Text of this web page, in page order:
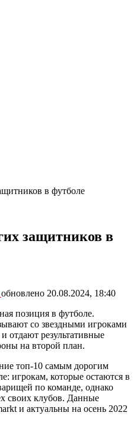
в футболе
защитников в
обновлено 20.08.2024, 18:40
позиция в футболе.
со звездными игроками
отдают результативные
на второй план.
топ-10 самым дорогим
игрокам, которые остаются в
по команде, однако
своих клубов. Данные
и актуальны на осень 2022